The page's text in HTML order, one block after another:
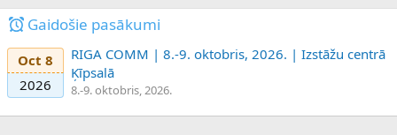
Gaidošie pasākumi
Oct 8
2026
RIGA COMM | 8.-9. oktobris, 2026. | Izstāžu centrā
Ķīpsalā
8.-9. oktobris, 2026.